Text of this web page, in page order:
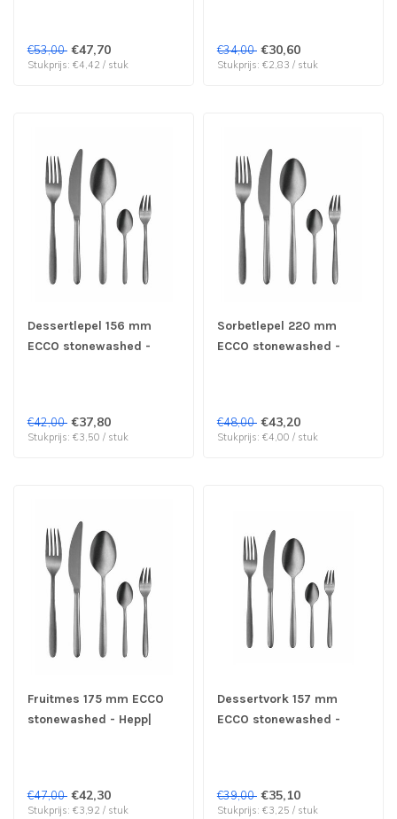
€53,00 €47,70
Stukprijs: €4,42 / stuk
€34,00 €30,60
Stukprijs: €2,83 / stuk
Dessertlepel 156 mm
ECCO stonewashed -
€42,00 €37,80
Stukprijs: €3,50 / stuk
Sorbetlepel 220 mm
ECCO stonewashed -
€48,00 €43,20
Stukprijs: €4,00 / stuk
Fruitmes 175 mm ECCO
stonewashed - Hepp|
€47,00 €42,30
Stukprijs: €3,92 / stuk
Dessertvork 157 mm
ECCO stonewashed -
€39,00 €35,10
Stukprijs: €3,25 / stuk